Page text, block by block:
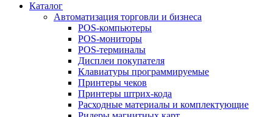
Каталог
Автоматизация торговли и бизнеса
POS-компьютеры
POS-мониторы
POS-терминалы
Дисплеи покупателя
Клавиатуры программируемые
Принтеры чеков
Принтеры штрих-кода
Расходные материалы и комплектующие